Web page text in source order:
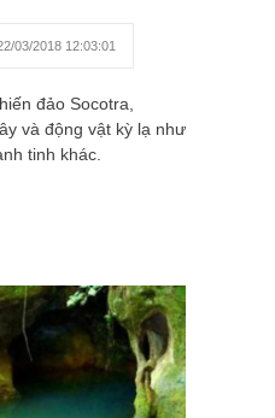
03/2018 12:03:01
đảo Socotra,
và động vật kỳ lạ như
tinh khác.